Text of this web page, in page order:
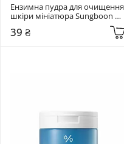
Ензимна пудра для очищення
шкіри мініатюра Sungboon
Editor 1,5 мл Green Tomato
Deep Pore Clean Enzyme
39 ₴